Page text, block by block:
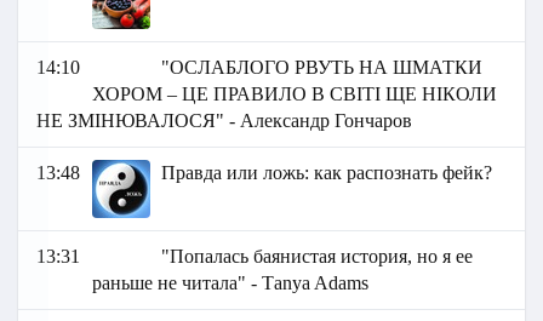
14:10
"ОСЛАБЛОГО РВУТЬ НА ШМАТКИ
ХОРОМ – ЦЕ ПРАВИЛО В СВІТІ ЩЕ НІКОЛИ
НЕ ЗМІНЮВАЛОСЯ" - Александр Гончаров
13:48 Правда или ложь: как распознать фейк?
13:31
"Попалась баянистая история, но я ее
раньше не читала" - Тanya Adams